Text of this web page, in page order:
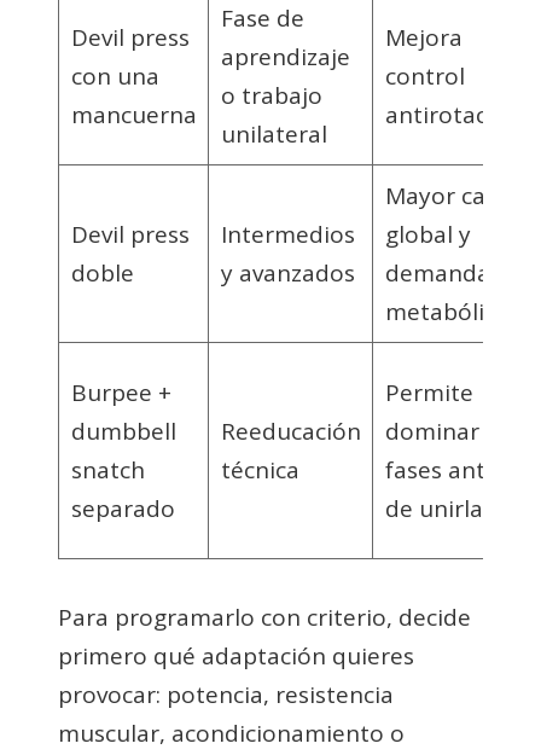
Devil press
con una
mancuerna
Fase de
aprendizaje
o trabajo
unilateral
Mejora
control
antirotacional
Devil press
doble
Intermedios
y avanzados
Mayor carga
global y
demanda
metabólica
Burpee +
dumbbell
snatch
separado
Reeducación
técnica
Permite
dominar
fases antes
de unirlas
Para programarlo con criterio, decide
primero qué adaptación quieres
provocar: potencia, resistencia
muscular, acondicionamiento o